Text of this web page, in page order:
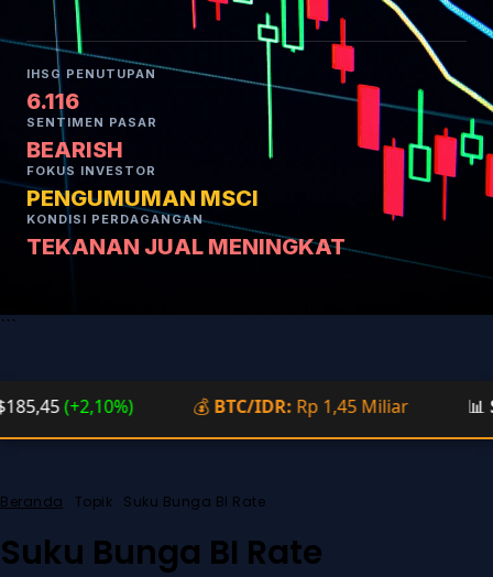
IHSG PENUTUPAN
6.116
SENTIMEN PASAR
BEARISH
FOKUS INVESTOR
PENGUMUMAN MSCI
KONDISI PERDAGANGAN
TEKANAN JUAL MENINGKAT
```
(+2,10%) BTC/IDR:Rp 1,45 Miliar
Beranda Topik Suku Bunga BI Rate
Suku Bunga BI Rate